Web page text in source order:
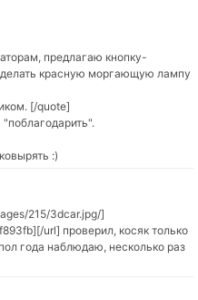
предлагаю кнопку-
красную моргающую лампу
[/quote]
:)
215/3dcar.jpg/]
url] проверил, косяк только
года наблюдаю, несколько раз